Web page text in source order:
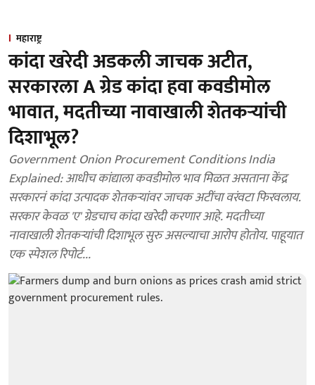
महाराष्ट्र
कांदा खरेदी अडकली जाचक अटीत,
सरकारला A ग्रेड कांदा हवा कवडीमोल
भावात, मदतीच्या नावाखाली शेतकऱ्यांची
दिशाभूल?
Government Onion Procurement Conditions India
Explained: आधीच कांद्याला कवडीमोल भाव मिळत असताना केंद्र
सरकारनं कांदा उत्पादक शेतकऱ्यांवर जाचक अटींचा वरंवटा फिरवलाय.
सरकार केवळ 'ए' ग्रेडचाच कांदा खरेदी करणार आहे. मदतीच्या
नावाखाली शेतकऱ्यांची दिशाभूल सुरु असल्याचा आरोप होतोय. पाहूयात
एक स्पेशल रिपोर्ट...